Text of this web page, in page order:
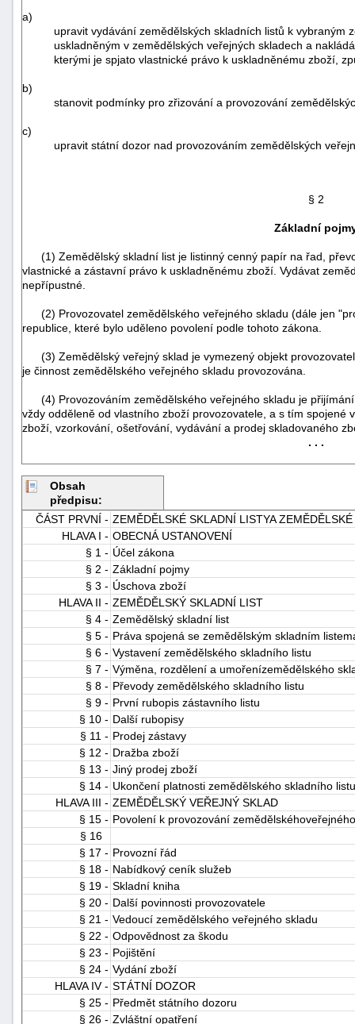
a)
upravit vydávání zemědělských skladních listů k vybraným
uskladněným v zemědělských veřejných skladech a
kterými je spjato vlastnické právo k uskladněnému zboží,
b)
stanovit podmínky pro zřizování a provozování
c)
upravit státní dozor nad provozováním zemědělských
§ 2
Základní
(1) Zemědělský skladní list je listinný cenný papír na řad,
vlastnické a zástavní právo k uskladněnému zboží. Vydávat
nepřípustné.
(2) Provozovatel zemědělského veřejného skladu (dále jen
republice, které bylo uděleno povolení podle tohoto zákona.
(3) Zemědělský veřejný sklad je vymezený objekt
je činnost zemědělského veřejného skladu provozována.
(4) Provozováním zemědělského veřejného skladu je
vždy odděleně od vlastního zboží provozovatele, a s tím spojené
zboží, vzorkování, ošetřování, vydávání a prodej skladovaného
. . .
Obsah
předpisu:
ČÁST PRVNÍ - ZEMĚDĚLSKÉ SKLADNÍ LISTYA
HLAVA I - OBECNÁ USTANOVENÍ
§ 1 - Účel zákona
§ 2 - Základní pojmy
§ 3 - Úschova zboží
HLAVA II - ZEMĚDĚLSKÝ SKLADNÍ LIST
§ 4 - Zemědělský skladní list
§ 5 - Práva spojená se zemědělským skladním
§ 6 - Vystavení zemědělského skladního listu
§ 7 - Výměna, rozdělení a umořenízemědělského
§ 8 - Převody zemědělského skladního listu
§ 9 - První rubopis zástavního listu
§ 10 - Další rubopisy
§ 11 - Prodej zástavy
§ 12 - Dražba zboží
§ 13 - Jiný prodej zboží
§ 14 - Ukončení platnosti zemědělského skladního listu
HLAVA III - ZEMĚDĚLSKÝ VEŘEJNÝ SKLAD
§ 15 - Povolení k provozování
§ 16
§ 17 - Provozní řád
§ 18 - Nabídkový ceník služeb
§ 19 - Skladní kniha
§ 20 - Další povinnosti provozovatele
§ 21 - Vedoucí zemědělského veřejného skladu
§ 22 - Odpovědnost za škodu
§ 23 - Pojištění
§ 24 - Vydání zboží
HLAVA IV - STÁTNÍ DOZOR
§ 25 - Předmět státního dozoru
§ 26 - Zvláštní opatření
+náhrady
náhrady
"náhradě